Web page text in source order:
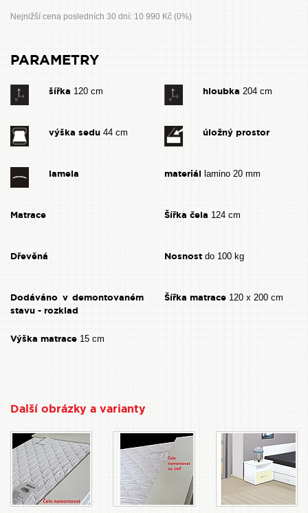
Nejnižší cena posledních 30 dní: 10 990 Kč (0%)
PARAMETRY
šířka 120 cm hloubka 204 cm
výška sedu 44 cm úložný prostor
lamela materiál lamino 20 mm
Matrace Šířka čela 124 cm
Dřevěná Nosnost do 100 kg
Dodáváno v demontovaném
stavu - rozklad
Šířka matrace 120 x 200 cm
Výška matrace 15 cm
Další obrázky a varianty